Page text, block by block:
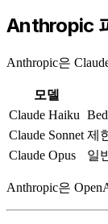
Anthropic
Anthropic은
모델
Claude Haiku
Claude Sonnet 제
Claude Opus
일
Anthropic은